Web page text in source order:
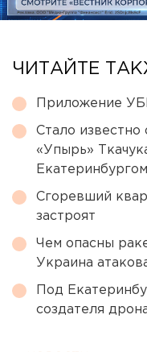
ЧИТАЙТЕ
Приложение
Стало известно
«Упырь»
Екатеринбургом
Сгоревший
застроят
Чем опасны
Украина
Под
создателя